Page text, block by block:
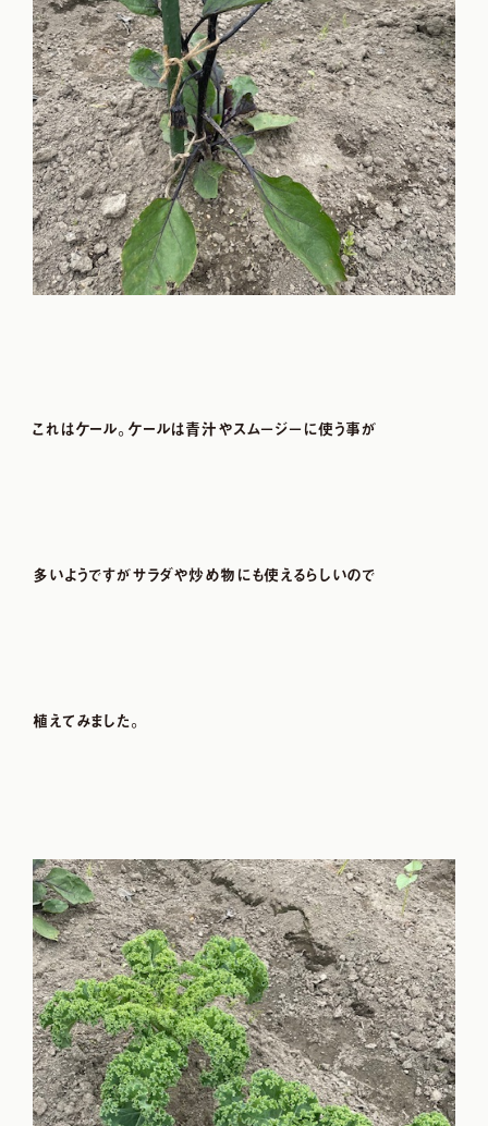
これはケール。ケールは青汁やスム－ジ－に使う事が
多いようですがサラダや炒め物にも使えるらしいので
植えてみました。